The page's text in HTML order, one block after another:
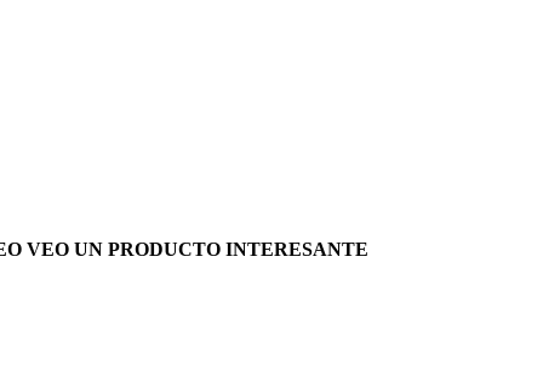
VEO UN PRODUCTO INTERESANTE